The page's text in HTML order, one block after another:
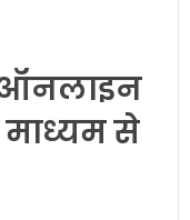
ऑनलाइन
से